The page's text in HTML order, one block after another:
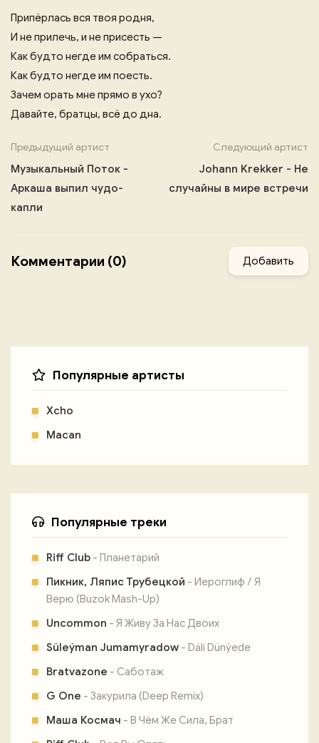
Припёрлась вся твоя родня,
И не прилечь, и не присесть —
Как будто негде им собраться.
Как будто негде им поесть.
Зачем орать мне прямо в ухо?
Давайте, братцы, всё до дна.
Предыдущий артист
Музыкальный Поток -
Аркаша выпил чудо-
капли
Следующий артист
Johann Krekker - Не
случайны в мире встречи
Комментарии (0) Добавить
Популярные артисты
Xcho
Macan
Популярные треки
Riff Club - Планетарий
Пикник, Ляпис Трубецкой - Иероглиф / Я
Верю (Buzok Mash-Up)
Uncommon - Я Живу За Нас Двоих
Süleýman Jumamyradow - Däli Dünýede
Bratvazone - Саботаж
G One - Закурила (Deep Remix)
Маша Космач - В Чём Же Сила, Брат